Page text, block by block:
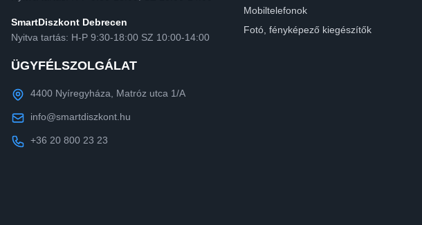
SmartDiszkont Debrecen
Nyitva tartás: H-P 9:30-18:00 SZ 10:00-14:00
ÜGYFÉLSZOLGÁLAT
4400 Nyíregyháza, Matróz utca 1/A
info@smartdiszkont.hu
+36 20 800 23 23
Mobiltelefonok
Fotó, fényképező kiegészítők